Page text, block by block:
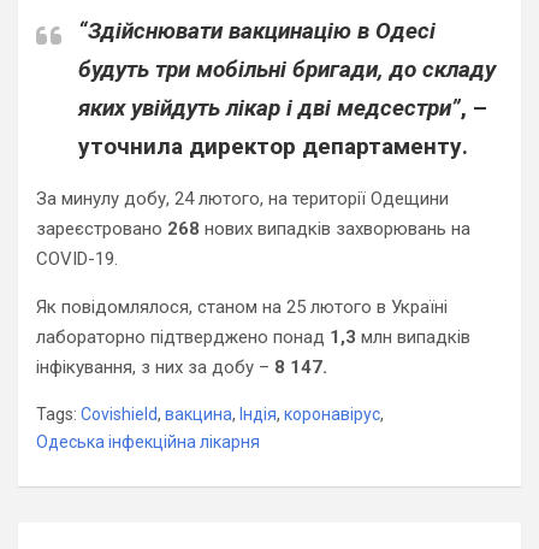
“Здійснювати вакцинацію в Одесі
будуть три мобільні бригади, до складу
яких увійдуть лікар і дві медсестри”, –
уточнила директор департаменту.
За минулу добу, 24 лютого, на території Одещини
зареєстровано 268 нових випадків захворювань на
COVID-19.
Як повідомлялося, станом на 25 лютого в Україні
лабораторно підтверджено понад 1,3 млн випадків
інфікування, з них за добу – 8 147.
Tags: Covishield, вакцина, Індія, коронавірус,
Одеська інфекційна лікарня